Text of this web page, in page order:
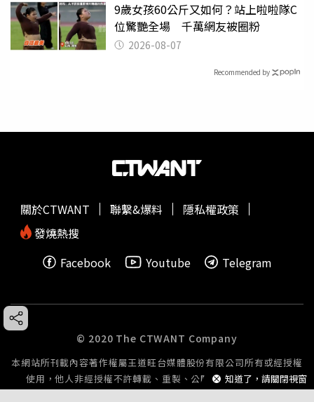
9歲女孩60公斤又如何？站上啦啦隊C
位驚艷全場 千萬網友被圈粉
2026-08-07
Recommended by
知道了，請關閉視窗
關於CTWANT 聯繫&爆料
隱私權政策
發燒熱搜
Facebook
Youtube Telegram
© 2020 The CTWANT Company
本網站所刊載內容著作權屬王道旺台媒體股份有限公司所有或經授權
使用，他人非經授權不許轉載、重製、公開播送或公開傳輸。